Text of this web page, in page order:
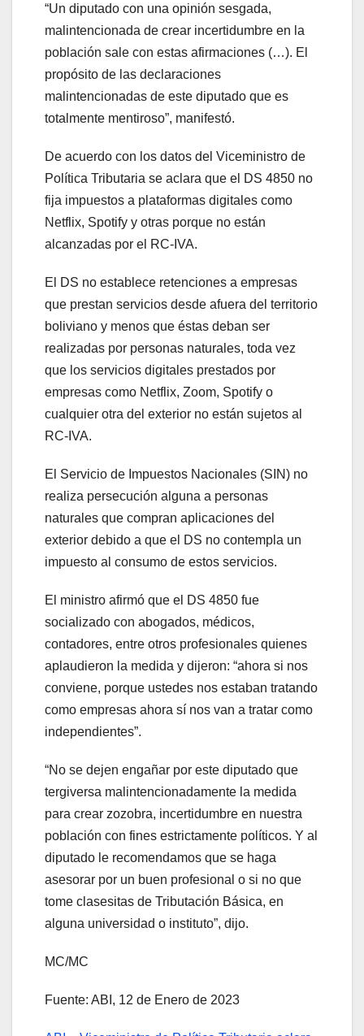
“Un diputado con una opinión sesgada,
malintencionada de crear incertidumbre en la
población sale con estas afirmaciones (…). El
propósito de las declaraciones
malintencionadas de este diputado que es
totalmente mentiroso”, manifestó.
De acuerdo con los datos del Viceministro de
Política Tributaria se aclara que el DS 4850 no
fija impuestos a plataformas digitales como
Netflix, Spotify y otras porque no están
alcanzadas por el RC-IVA.
El DS no establece retenciones a empresas
que prestan servicios desde afuera del territorio
boliviano y menos que éstas deban ser
realizadas por personas naturales, toda vez
que los servicios digitales prestados por
empresas como Netflix, Zoom, Spotify o
cualquier otra del exterior no están sujetos al
RC-IVA.
El Servicio de Impuestos Nacionales (SIN) no
realiza persecución alguna a personas
naturales que compran aplicaciones del
exterior debido a que el DS no contempla un
impuesto al consumo de estos servicios.
El ministro afirmó que el DS 4850 fue
socializado con abogados, médicos,
contadores, entre otros profesionales quienes
aplaudieron la medida y dijeron: “ahora si nos
conviene, porque ustedes nos estaban tratando
como empresas ahora sí nos van a tratar como
independientes”.
“No se dejen engañar por este diputado que
tergiversa malintencionadamente la medida
para crear zozobra, incertidumbre en nuestra
población con fines estrictamente políticos. Y al
diputado le recomendamos que se haga
asesorar por un buen profesional o si no que
tome clasesitas de Tributación Básica, en
alguna universidad o instituto”, dijo.
MC/MC
Fuente: ABI, 12 de Enero de 2023